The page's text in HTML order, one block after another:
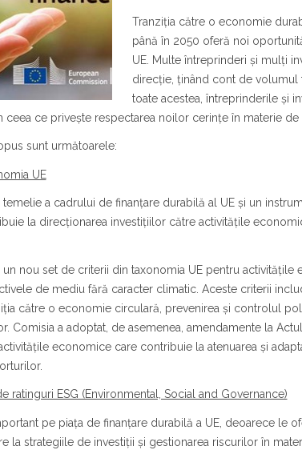
Tranziția către o economie
până în 2050 oferă noi
UE. Multe întreprinderi și mulți
direcție, ținând cont de volumul
toate acestea, întreprinderile și
ce privește respectarea noilor cerințe în materie de
sunt următoarele:
UE
a cadrului de finanțare durabilă al UE și un
la direcționarea investițiilor către activitățile
nou set de criterii din taxonomia UE pentru
de mediu fără caracter climatic. Aceste criterii
către o economie circulară, prevenirea și controlul
Comisia a adoptat, de asemenea, amendamente la
economice care contribuie la atenuarea și
ratinguri ESG (Environmental, Social and Governance)
pe piața de finanțare durabilă a UE, deoarece le
la strategiile de investiții și gestionarea riscurilor în